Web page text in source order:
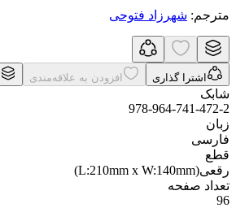
مترجم: شهرزاد فتوحی
اشترا گذاری افزودن به علاقه‌مندی
شابک
978-964-741-472-2
زبان
فارسی
قطع
رقعی(L:210mm x W:140mm)
تعداد صفحه
96